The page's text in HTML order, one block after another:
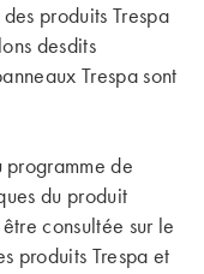
produits Trespa
desdits
Trespa sont
programme de
du produit
consultée sur le
produits Trespa et